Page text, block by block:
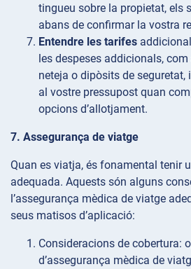
tingueu sobre la propietat, els
abans de confirmar la vostra
Entendre les tarifes
les despeses addicionals,
neteja o dipòsits de seguretat,
al vostre pressupost quan
opcions d’allotjament.
7. Assegurança de viatge
Quan es viatja, és fonamental tenir
adequada. Aquests són alguns
l’assegurança mèdica de viatge
seus matisos d’aplicació:
Consideracions de cobertura:
d’assegurança mèdica de